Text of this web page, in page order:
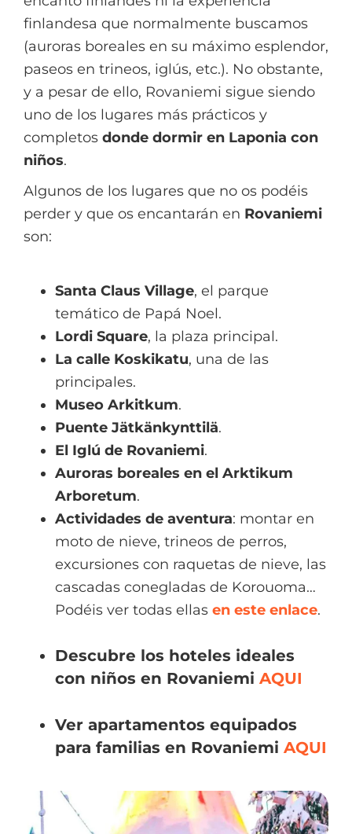
finlandesa que normalmente buscamos
(auroras boreales en su máximo esplendor,
paseos en trineos, iglús, etc.). No obstante,
y a pesar de ello, Rovaniemi sigue siendo
uno de los lugares más prácticos y
completos donde dormir en Laponia con
niños.
Algunos de los lugares que no os podéis
perder y que os encantarán en Rovaniemi
son:
Santa Claus Village, el parque
temático de Papá Noel.
Lordi Square, la plaza principal.
La calle Koskikatu, una de las
principales.
Museo Arkitkum.
Puente Jätkänkynttilä.
El Iglú de Rovaniemi.
Auroras boreales en el Arktikum
Arboretum.
Actividades de aventura: montar en
moto de nieve, trineos de perros,
excursiones con raquetas de nieve, las
cascadas conegladas de Korouoma…
Podéis ver todas ellas en este enlace.
Descubre los hoteles ideales
con niños en Rovaniemi AQUI
Ver apartamentos equipados
para familias en Rovaniemi AQUI